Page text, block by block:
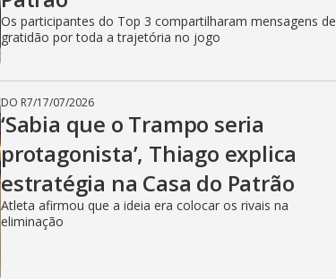
Os participantes do Top 3 compartilharam mensagens de
gratidão por toda a trajetória no jogo
DO R7/17/07/2026
‘Sabia que o Trampo seria
protagonista’, Thiago explica
estratégia na Casa do Patrão
Atleta afirmou que a ideia era colocar os rivais na
eliminação